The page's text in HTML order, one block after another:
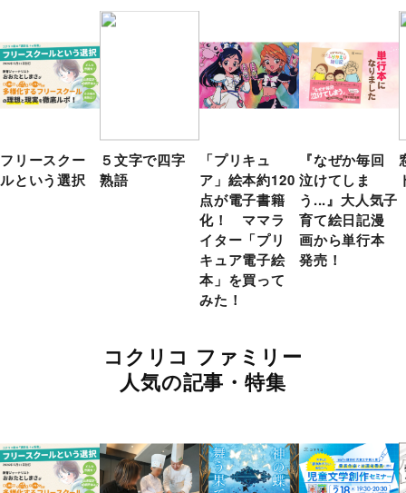
フリースクー
ルという選択
５文字で四字
熟語
「プリキュ
ア」絵本約120
点が電子書籍
化！ ママラ
イター「プリ
キュア電子絵
本」を買って
みた！
『なぜか毎回
泣けてしま
う...』大人気子
育て絵日記漫
画から単行本
発売！
コクリコ ファミリー
人気の記事・特集